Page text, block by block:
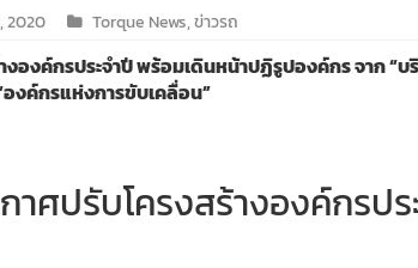
2020 Torque News,ข่าวรถ
งองค์กรประจำปี พร้อมเดินหน้าปฏิรูปองค์กร จาก “
งค์กรแห่งการขับเคลื่อน”
าศปรับโครงสร้างองค์กรปร